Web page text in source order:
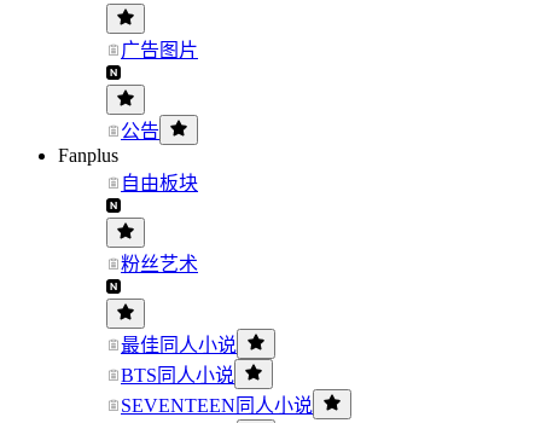
广告图片
公告
Fanplus
自由板块
粉丝艺术
最佳同人小说
BTS同人小说
SEVENTEEN同人小说